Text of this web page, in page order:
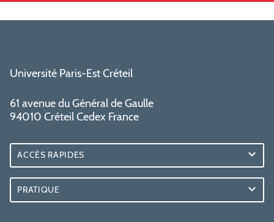
Université Paris-Est Créteil
61 avenue du Général de Gaulle
94010 Créteil Cedex France
ACCÈS RAPIDES
PRATIQUE